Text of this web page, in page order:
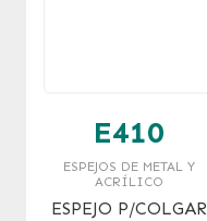
E410
ESPEJOS DE METAL Y
ACRÍLICO
ESPEJO P/COLGAR